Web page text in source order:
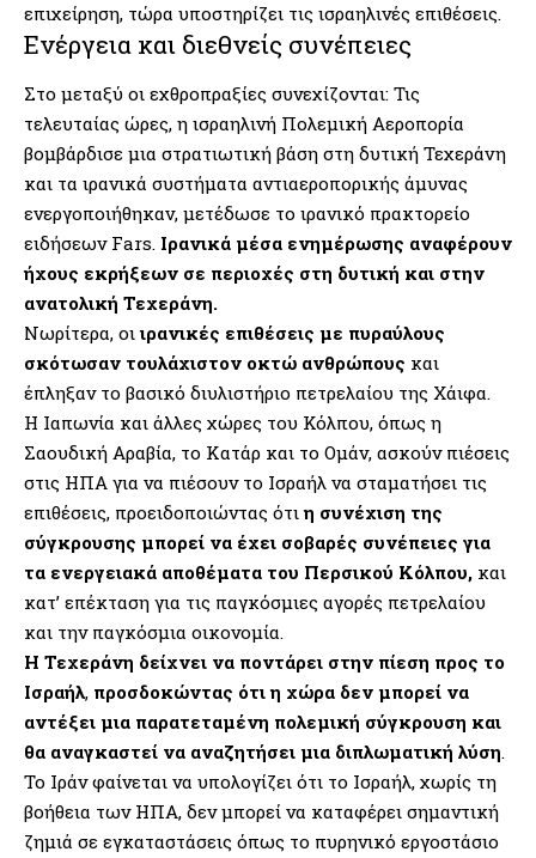
επιχείρηση, τώρα υποστηρίζει τις ισραηλινές επιθέσεις.
Ενέργεια και διεθνείς συνέπειες
Στο μεταξύ οι εχθροπραξίες συνεχίζονται: Τις
τελευταίας ώρες, η ισραηλινή Πολεμική Αεροπορία
βομβάρδισε μια στρατιωτική βάση στη δυτική Τεχεράνη
και τα ιρανικά συστήματα αντιαεροπορικής άμυνας
ενεργοποιήθηκαν, μετέδωσε το ιρανικό πρακτορείο
ειδήσεων Fars. Ιρανικά μέσα ενημέρωσης αναφέρουν
ήχους εκρήξεων σε περιοχές στη δυτική και στην
ανατολική Τεχεράνη.
Νωρίτερα, οιιρανικές επιθέσεις με πυραύλους
σκότωσαν τουλάχιστον οκτώ ανθρώπους και
έπληξαν το βασικό διυλιστήριο πετρελαίου της Χάιφα.
Η Ιαπωνία και άλλες χώρες του Κόλπου, όπως η
Σαουδική Αραβία, το Κατάρ και το Ομάν, ασκούν πιέσεις
στις ΗΠΑ για να πιέσουν το Ισραήλ να σταματήσει τις
επιθέσεις, προειδοποιώντας ότιη συνέχιση της
σύγκρουσης μπορεί να έχει σοβαρές συνέπειες για
τα ενεργειακά αποθέματα του Περσικού Κόλπου, και
κατ’ επέκταση για τις παγκόσμιες αγορές πετρελαίου
και την παγκόσμια οικονομία.
Η Τεχεράνη δείχνει να ποντάρει στην πίεση προς το
Ισραήλ, προσδοκώντας ότι η χώρα δεν μπορεί να
αντέξει μια παρατεταμένη πολεμική σύγκρουση και
θα αναγκαστεί να αναζητήσει μια διπλωματική λύση.
Το Ιράν φαίνεται να υπολογίζει ότι το Ισραήλ, χωρίς τη
βοήθεια των ΗΠΑ, δεν μπορεί να καταφέρει σημαντική
ζημιά σε εγκαταστάσεις όπως το πυρηνικό εργοστάσιο